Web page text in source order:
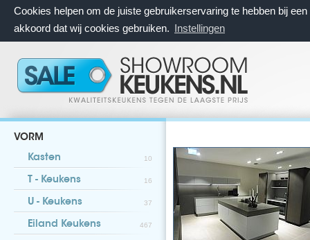
Cookies helpen om de juiste gebruikerservaring te hebben bij
akkoord dat wij cookies gebruiken. Instellingen
VORM
Kasten 10
T - Keukens 16
U - Keukens 37
Eiland Keukens 467